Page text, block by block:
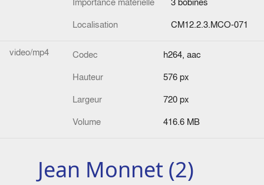
Localisation
CM12.2.3.MCO-071
video/mp4 Codec
h264, aac
Hauteur
576 px
Largeur
720 px
Volume
416.6 MB
Jean Monnet (2)